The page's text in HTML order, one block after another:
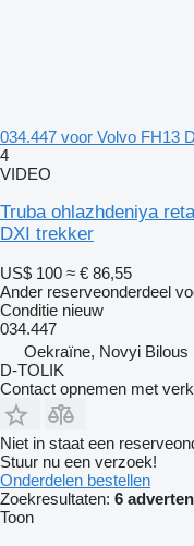
034.447 voor Volvo FH13
4
VIDEO
Truba ohlazhdeniya
DXI trekker
US$ 100 ≈ € 86,55
Ander reserveonderdeel
Conditie nieuw
034.447
Oekraïne, Novyi Bilous
D-TOLIK
Contact opnemen met
Niet in staat een
Stuur nu een verzoek!
Onderdelen bestellen
Zoekresultaten: 6
Toon